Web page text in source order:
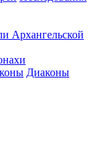
Архангельской
Диаконы